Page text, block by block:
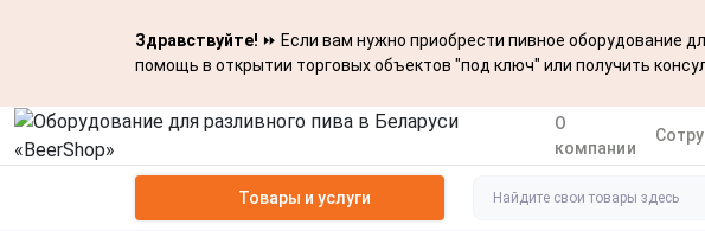
Здравствуйте! ⏩ Если вам нужно приобрести пивное оборудование
помощь в открытии торговых объектов "под ключ" или получить
О
компании
Товары и услуги